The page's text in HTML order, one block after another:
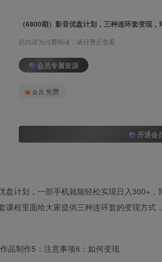
此内容为付费阅读，请付费后查看
会员专属资源
会员 免费
开通会
计划，一部手机就能轻松实现日入300+
程里面给大家提供三种连环套的变现方式
品制作5：注意事项6：如何变现